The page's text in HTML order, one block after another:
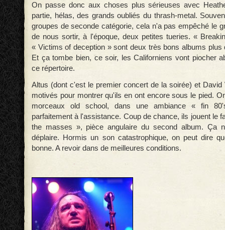
On passe donc aux choses plus sérieuses avec
partie, hélas, des grands oubliés du thrash-metal.
groupes de seconde catégorie, cela n'a pas empêché le
de nous sortir, à l'époque, deux petites tueries. «
« Victims of deception » sont deux très bons albums plus
Et ça tombe bien, ce soir, les Californiens vont piocher
ce répertoire.
Altus (dont c'est le premier concert de la soirée) et David
motivés pour montrer qu'ils en ont encore sous le pied.
morceaux old school, dans une ambiance « fin
parfaitement à l'assistance. Coup de chance, ils jouent le
the masses », pièce angulaire du second album. Ça
déplaire. Hormis un son catastrophique, on peut dire
bonne. A revoir dans de meilleures conditions.